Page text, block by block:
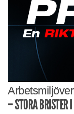
– STORA BRISTER